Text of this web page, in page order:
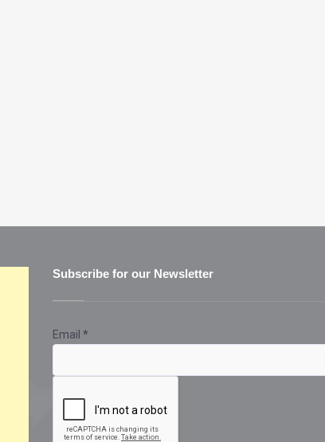
Subscribe for our Newsletter
Email *